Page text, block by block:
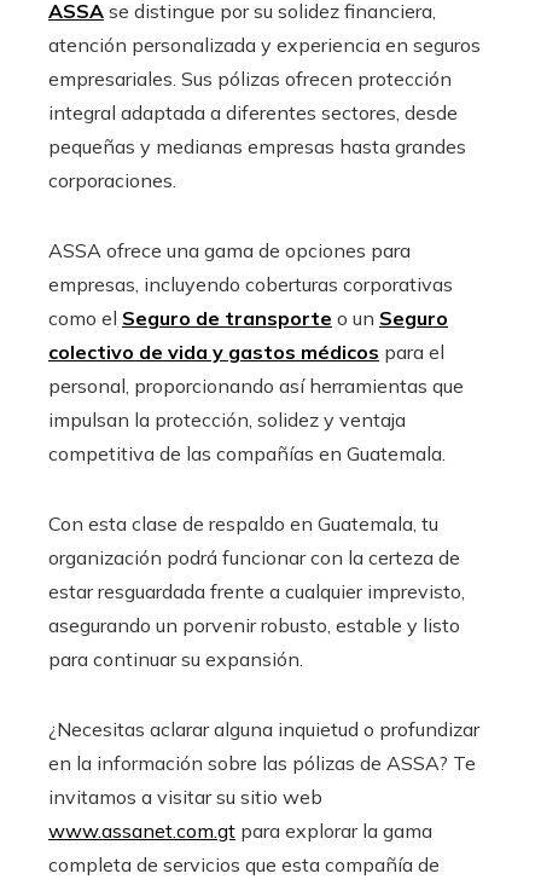
ASSA se distingue por su solidez financiera,
atención personalizada y experiencia en seguros
empresariales. Sus pólizas ofrecen protección
integral adaptada a diferentes sectores, desde
pequeñas y medianas empresas hasta grandes
corporaciones.
ASSA ofrece una gama de opciones para
empresas, incluyendo coberturas corporativas
como el Seguro de transporte o un Seguro
colectivo de vida y gastos médicos para el
personal, proporcionando así herramientas que
impulsan la protección, solidez y ventaja
competitiva de las compañías en Guatemala.
Con esta clase de respaldo en Guatemala, tu
organización podrá funcionar con la certeza de
estar resguardada frente a cualquier imprevisto,
asegurando un porvenir robusto, estable y listo
para continuar su expansión.
¿Necesitas aclarar alguna inquietud o profundizar
en la información sobre las pólizas de ASSA? Te
invitamos a visitar su sitio web
www.assanet.com.gt para explorar la gama
completa de servicios que esta compañía de